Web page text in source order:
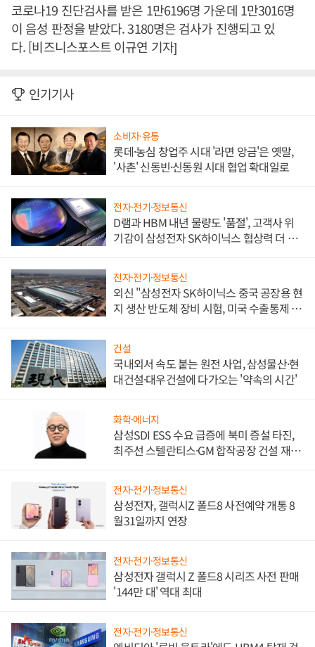
코로나19 진단검사를 받은 1만6196명 가운데 1만3016명
이 음성 판정을 받았다. 3180명은 검사가 진행되고 있
다. [비즈니스포스트 이규연 기자]
인기기사
소비자·유통
롯데·농심 창업주 시대 '라면 앙금'은 옛말,
'사촌' 신동빈·신동원 시대 협업 확대일로
전자·전기·정보통신
D램과 HBM 내년 물량도 '품절', 고객사 위
기감이 삼성전자 SK하이닉스 협상력 더 키
전자·전기·정보통신
외신 "삼성전자 SK하이닉스 중국 공장용 현
지 생산 반도체 장비 시험, 미국 수출통제 대
건설
국내외서 속도 붙는 원전 사업, 삼성물산·현
대건설·대우건설에 다가오는 '약속의 시간'
화학·에너지
삼성SDI ESS 수요 급증에 북미 증설 타진,
최주선 스텔란티스·GM 합작공장 건설 재추
전자·전기·정보통신
삼성전자, 갤럭시Z 폴드8 사전예약 개통 8
월31일까지 연장
전자·전기·정보통신
삼성전자 갤럭시 Z 폴드8 시리즈 사전 판매
'144만 대' 역대 최대
전자·전기·정보통신